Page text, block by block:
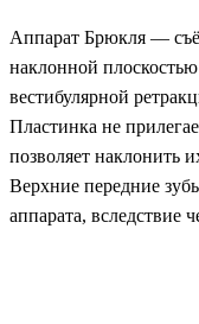
Аппарат Брюкля —
наклонной
вестибулярной
Пластинка не
позволяет наклонить
Верхние передние
аппарата, вследствие